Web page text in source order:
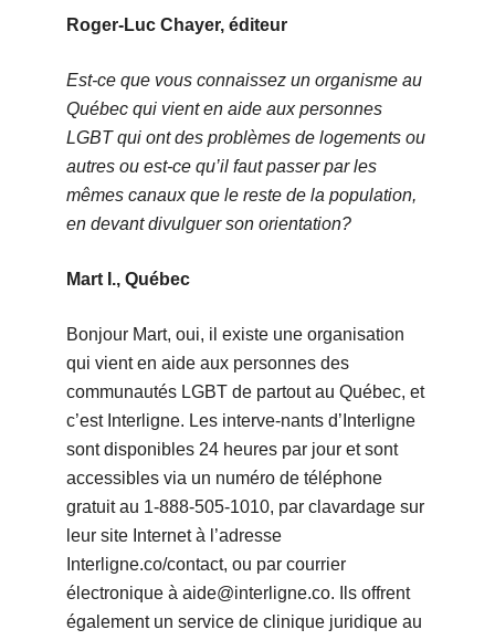
Roger-Luc Chayer, éditeur
Est-ce que vous connaissez un organisme au
Québec qui vient en aide aux personnes
LGBT qui ont des problèmes de logements ou
autres ou est-ce qu’il faut passer par les
mêmes canaux que le reste de la population,
en devant divulguer son orientation?
Mart I., Québec
Bonjour Mart, oui, il existe une organisation
qui vient en aide aux personnes des
communautés LGBT de partout au Québec, et
c’est Interligne. Les interve-nants d’Interligne
sont disponibles 24 heures par jour et sont
accessibles via un numéro de téléphone
gratuit au 1-888-505-1010, par clavardage sur
leur site Internet à l’adresse
Interligne.co/contact, ou par courrier
électronique à aide@interligne.co. Ils offrent
également un service de clinique juridique au